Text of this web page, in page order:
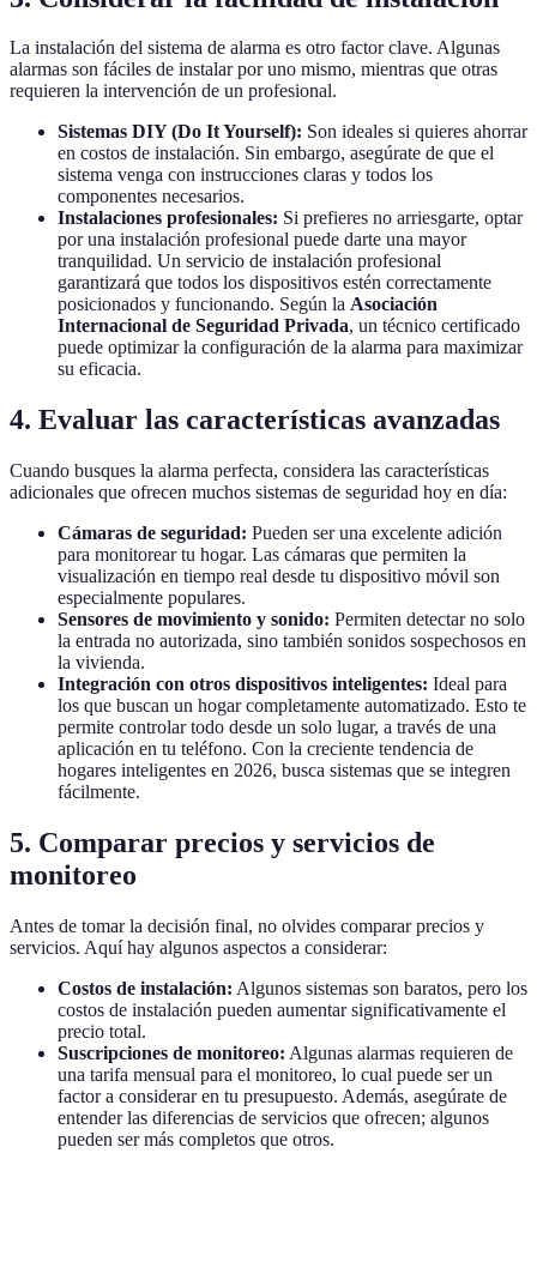
La instalación del sistema de alarma es otro factor clave. Algunas
alarmas son fáciles de instalar por uno mismo, mientras que otras
requieren la intervención de un profesional.
Sistemas DIY (Do It Yourself): Son ideales si quieres ahorrar
en costos de instalación. Sin embargo, asegúrate de que el
sistema venga con instrucciones claras y todos los
componentes necesarios.
Instalaciones profesionales: Si prefieres no arriesgarte, optar
por una instalación profesional puede darte una mayor
tranquilidad. Un servicio de instalación profesional
garantizará que todos los dispositivos estén correctamente
posicionados y funcionando. Según la Asociación
Internacional de Seguridad Privada, un técnico certificado
puede optimizar la configuración de la alarma para maximizar
su eficacia.
4. Evaluar las características avanzadas
Cuando busques la alarma perfecta, considera las características
adicionales que ofrecen muchos sistemas de seguridad hoy en día:
Cámaras de seguridad: Pueden ser una excelente adición
para monitorear tu hogar. Las cámaras que permiten la
visualización en tiempo real desde tu dispositivo móvil son
especialmente populares.
Sensores de movimiento y sonido: Permiten detectar no solo
la entrada no autorizada, sino también sonidos sospechosos en
la vivienda.
Integración con otros dispositivos inteligentes: Ideal para
los que buscan un hogar completamente automatizado. Esto te
permite controlar todo desde un solo lugar, a través de una
aplicación en tu teléfono. Con la creciente tendencia de
hogares inteligentes en 2026, busca sistemas que se integren
fácilmente.
5. Comparar precios y servicios de
monitoreo
Antes de tomar la decisión final, no olvides comparar precios y
servicios. Aquí hay algunos aspectos a considerar:
Costos de instalación: Algunos sistemas son baratos, pero los
costos de instalación pueden aumentar significativamente el
precio total.
Suscripciones de monitoreo: Algunas alarmas requieren de
una tarifa mensual para el monitoreo, lo cual puede ser un
factor a considerar en tu presupuesto. Además, asegúrate de
entender las diferencias de servicios que ofrecen; algunos
pueden ser más completos que otros.